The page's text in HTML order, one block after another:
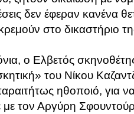
δεν έφεραν κανένα
στο δικαστήριο
ο Ελβετός
του Νίκου
ηθοποιό, για
με τον Αργύρη